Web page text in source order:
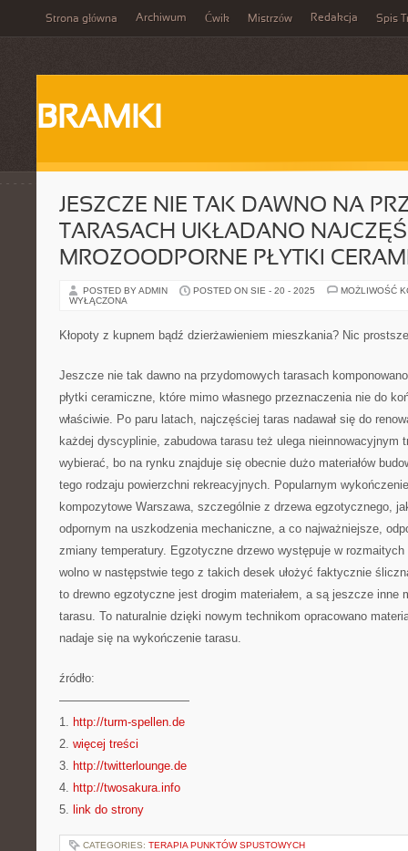
Strona główna Archiwum Ćwik Mistrzów Redakcja Spis
BRAMKI
JESZCZE NIE TAK DAWNO NA
TARASACH UKŁADANO
MROZOODPORNE PŁYTKI
POSTED BY ADMIN POSTED ON SIE - 20 - 2025
MOŻLIWOŚĆ
WYŁĄCZONA
Kłopoty z kupnem bądź dzierżawieniem mieszkania? Nic
Jeszcze nie tak dawno na przydomowych tarasach
płytki ceramiczne, które mimo własnego przeznaczenia nie do
właściwie. Po paru latach, najczęściej taras nadawał się do
każdej dyscyplinie, zabudowa tarasu też ulega nieinnowacyjnym
wybierać, bo na rynku znajduje się obecnie dużo materiałów
tego rodzaju powierzchni rekreacyjnych. Popularnym
kompozytowe Warszawa, szczególnie z drzewa egzotycznego,
odpornym na uszkodzenia mechaniczne, a co najważniejsze,
zmiany temperatury. Egzotyczne drzewo występuje w
wolno w następstwie tego z takich desek ułożyć faktycznie
to drewno egzotyczne jest drogim materiałem, a są jeszcze inne
tarasu. To naturalnie dzięki nowym technikom opracowano
nadaje się na wykończenie tarasu.
źródło:
———————————
1. http://turm-spellen.de
2. więcej treści
3. http://twitterlounge.de
4. http://twosakura.info
5. link do strony
CATEGORIES: TERAPIA PUNKTÓW SPUSTOWYCH